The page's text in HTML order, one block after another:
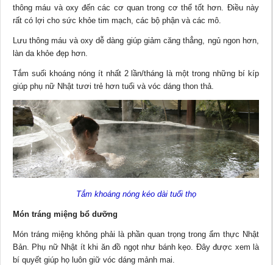
thông máu và oxy đến các cơ quan trong cơ thể tốt hơn. Điều này
rất có lợi cho sức khỏe tim mạch, các bộ phận và các mô.
Lưu thông máu và oxy dễ dàng giúp giảm căng thẳng, ngủ ngon hơn,
làn da khỏe đẹp hơn.
Tắm suối khoáng nóng ít nhất 2 lần/tháng là một trong những bí kíp
giúp phụ nữ Nhật tươi trẻ hơn tuổi và vóc dáng thon thả.
Tắm khoáng nóng kéo dài tuổi thọ
Món tráng miệng bổ dưỡng
Món tráng miệng không phải là phần quan trọng trong ẩm thực Nhật
Bản. Phụ nữ Nhật ít khi ăn đồ ngọt như bánh kẹo. Đây được xem là
bí quyết giúp họ luôn giữ vóc dáng mảnh mai.